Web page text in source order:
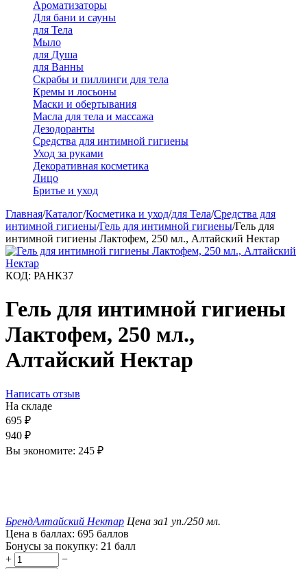
Ароматизаторы
Для бани и сауны
для Тела
Мыло
для Душа
для Ванны
Скрабы и пиллинги для тела
Кремы и лосьоны
Маски и обертывания
Масла для тела и массажа
Дезодоранты
Средства для интимной гигиены
Уход за руками
Декоративная косметика
Лицо
Бритье и уход
Главная/Каталог/Косметика и уход/для Тела/Средства для
интимной гигиены/Гель для интимной гигиены/Гель для
интимной гигиены Лактофем, 250 мл., Алтайский Нектар
КОД: РАНК37
Гель для интимной гигиены
Лактофем, 250 мл.,
Алтайский Нектар
Написать отзыв
На складе
695 ₽
940 ₽
Вы экономите: 245 ₽
БрендАлтайский Нектар Цена за1 уп./250 мл.
Цена в баллах: 695 баллов
Бонусы за покупку: 21 балл
+
−